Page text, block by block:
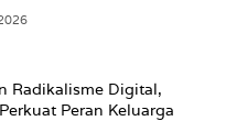
Radikalisme Digital,
Peran Keluarga